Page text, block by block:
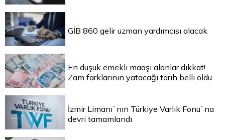
GİB 860 gelir uzman yardımcısı alacak
En düşük emekli maaşı alanlar dikkat!
Zam farklarının yatacağı tarih belli oldu
İzmir Limanı`nın Türkiye Varlık Fonu`na
devri tamamlandı